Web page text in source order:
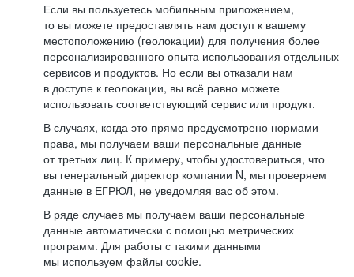
Если вы пользуетесь мобильным приложением,
то вы можете предоставлять нам доступ к вашему
местоположению (геолокации) для получения более
персонализированного опыта использования отдельных
сервисов и продуктов. Но если вы отказали нам
в доступе к геолокации, вы всё равно можете
использовать соответствующий сервис или продукт.
В случаях, когда это прямо предусмотрено нормами
права, мы получаем ваши персональные данные
от третьих лиц. К примеру, чтобы удостовериться, что
вы генеральный директор компании N, мы проверяем
данные в ЕГРЮЛ, не уведомляя вас об этом.
В ряде случаев мы получаем ваши персональные
данные автоматически с помощью метрических
программ. Для работы с такими данными
мы используем файлы cookie.